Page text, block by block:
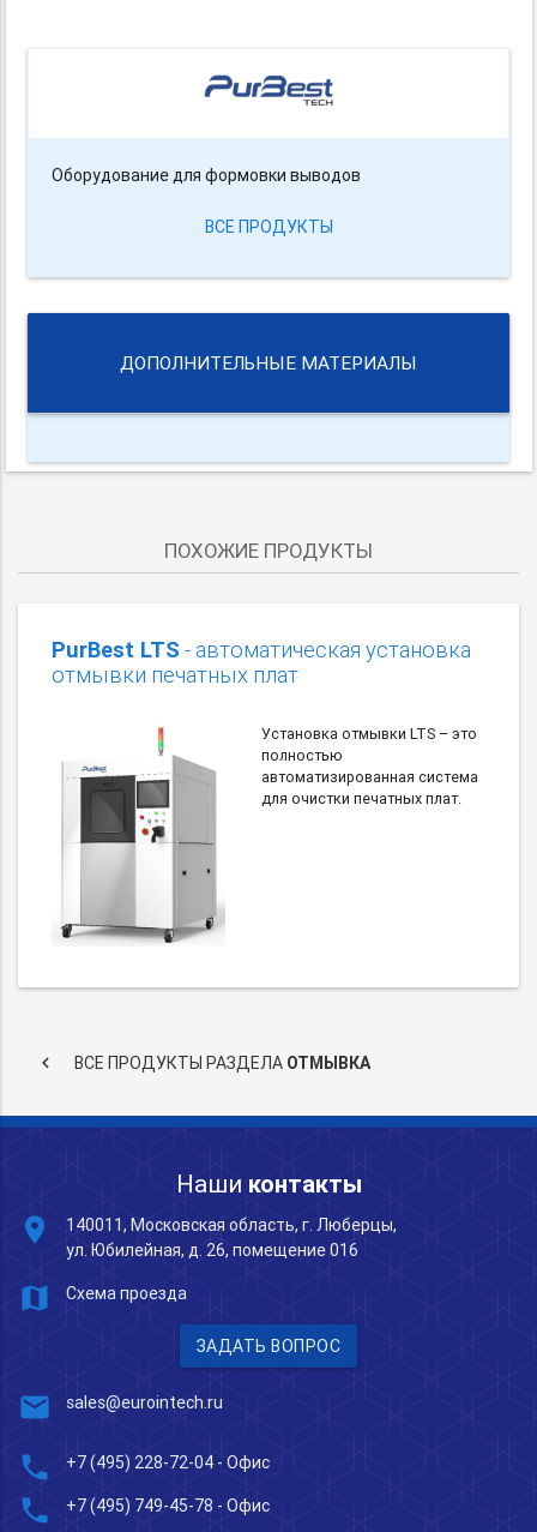
Оборудование для формовки выводов
ВСЕ ПРОДУКТЫ
ДОПОЛНИТЕЛЬНЫЕ МАТЕРИАЛЫ
ПОХОЖИЕ ПРОДУКТЫ
PurBest LTS - автоматическая установка
отмывки печатных плат
Установка отмывки LTS – это
полностью
автоматизированная система
для очистки печатных плат.
keyboard_arrow_left ВСЕ ПРОДУКТЫ РАЗДЕЛА ОТМЫВКА
Наши контакты
place
140011, Московская область, г. Люберцы,
ул. Юбилейная, д. 26, помещение 016
map Схема проезда
ЗАДАТЬ ВОПРОС
mail sales@eurointech.ru
phone +7 (495) 228-72-04 - Офис
phone +7 (495) 749-45-78 - Офис